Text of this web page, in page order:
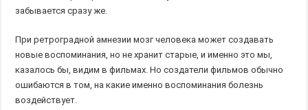
забывается сразу же.
При ретроградной амнезии мозг человека может создавать
новые воспоминания, но не хранит старые, и именно это мы,
казалось бы, видим в фильмах. Но создатели фильмов обычно
ошибаются в том, на какие именно воспоминания болезнь
воздействует.